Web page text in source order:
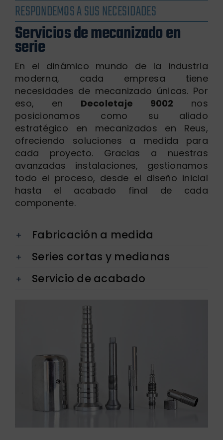
RESPONDEMOS A SUS NECESIDADES
Servicios de mecanizado en
serie
En el dinámico mundo de la industria
moderna, cada empresa tiene
necesidades de mecanizado únicas. Por
eso, en Decoletaje 9002 nos
posicionamos como su aliado
estratégico en mecanizados en Reus,
ofreciendo soluciones a medida para
cada proyecto. Gracias a nuestras
avanzadas instalaciones, gestionamos
todo el proceso, desde el diseño inicial
hasta el acabado final de cada
componente.
Fabricación a medida
Series cortas y medianas
Servicio de acabado